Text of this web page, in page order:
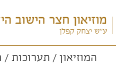
המוזיאון תערוכות